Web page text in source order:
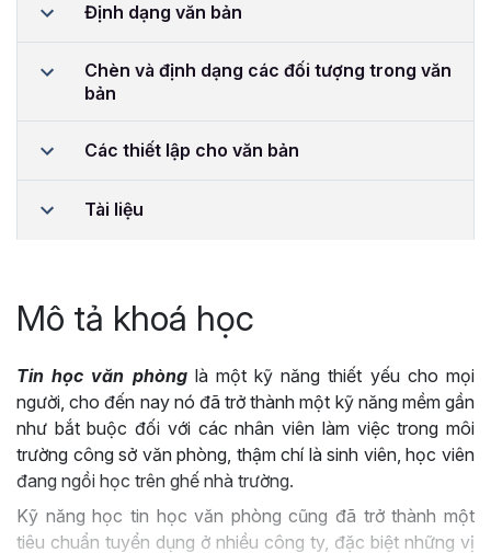
Định dạng văn bản
Chèn và định dạng các đối tượng trong văn
bản
Các thiết lập cho văn bản
Tài liệu
Mô tả khoá học
Tin học văn phònglà một kỹ năng thiết yếu cho mọi
người, cho đến nay nó đã trở thành một kỹ năng mềm gần
như bắt buộc đối với các nhân viên làm việc trong môi
trường công sở văn phòng, thậm chí là sinh viên, học viên
đang ngồi học trên ghế nhà trường.
Kỹ năng học tin học văn phòng cũng đã trở thành một
tiêu chuẩn tuyển dụng ở nhiều công ty, đặc biệt những vị